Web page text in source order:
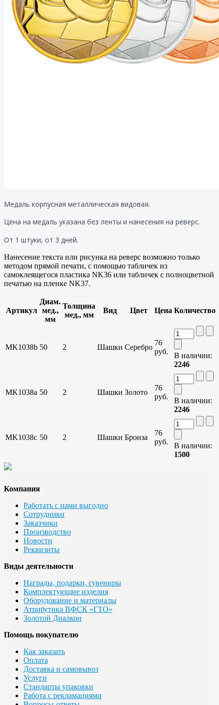
Медаль корпусная металлическая видовая.
Цена на медаль указана без ленты и нанесения на реверс.
От 1 штуки, от 3 дней.
Нанесение текста или рисунка на реверс возможно только
методом прямой печати, с помощью табличек из
самоклеящегося пластика NK36 или табличек с полноцветной
печатью на пленке NK37.
Артикул
Диам.
мед.,
мм
Толщина
мед., мм
Вид Цвет Цена Количество
MK1038b 50 2 Шашки Серебро
76
руб.
В наличии:
2246
MK1038a 50 2 Шашки Золото
76
руб.
В наличии:
2246
MK1038c 50 2 Шашки Бронза
76
руб.
В наличии:
1500
Компания
Работать с нами выгодно
Сотрудники
Заказчики
Производство
Новости
Реквизиты
Виды деятельности
Награды, подарки, сувениры
Комплектующие изделия
Оборудование и материалы
Атрибутика ВФСК «ГТО»
Золотой Диалкон
Помощь покупателю
Как заказать
Оплата
Доставка и самовывоз
Услуги
Стандарты упаковки
Работа с рекламациями